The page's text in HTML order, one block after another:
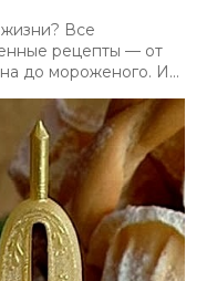
Все
рецепты — от
до мороженого. И...